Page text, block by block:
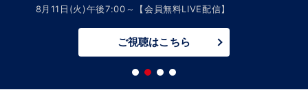
8月11日(火)午後7:00～【会員無料LIVE配信】
ご視聴はこちら